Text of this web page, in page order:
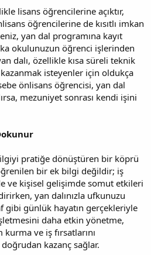
lisans öğrencilerine açıktır,
öğrencilerine de kısıtlı imkan
yan dal programına kayıt
okulunuzun öğrenci işlerinden
dalı, özellikle kısa süreli teknik
isteyenler için oldukça
önlisans öğrencisi, yan dal
mezuniyet sonrası kendi işini
pratiğe dönüştüren bir köprü
bir ek bilgi değildir; iş
ve kişisel gelişimde somut etkileri
yan dalınızla ufkunuzu
gibi günlük hayatın gerçekleriyle
daha etkin yönetme,
ve iş fırsatlarını
kazanç sağlar.